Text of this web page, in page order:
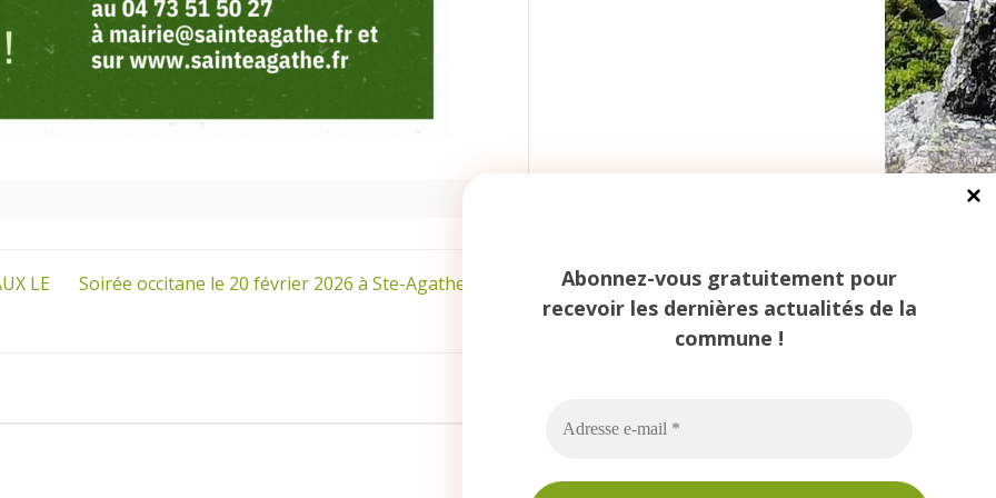
LE
Soirée occitane le 20 février 2026 à Ste-Agathe
Abonnez-vous gratuitement pour
recevoir les dernières actualités de la
commune !